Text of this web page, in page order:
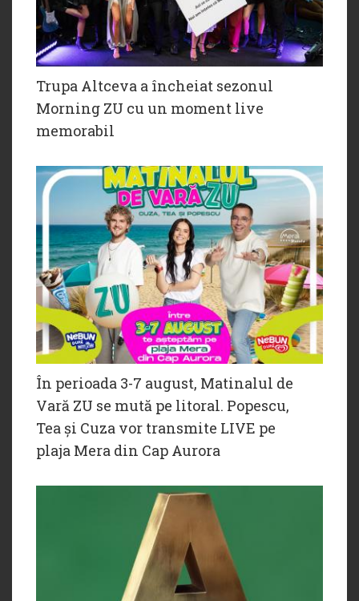
Trupa Altceva a încheiat sezonul
Morning ZU cu un moment live
memorabil
În perioada 3-7 august, Matinalul de
Vară ZU se mută pe litoral. Popescu,
Tea și Cuza vor transmite LIVE pe
plaja Mera din Cap Aurora